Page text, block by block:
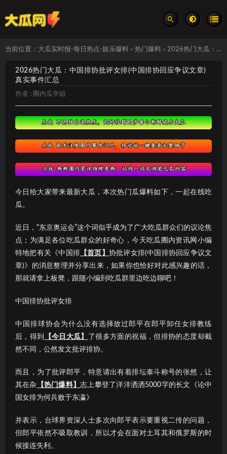
当前位置： 大瓜实时报-每日热点-娱乐爆料 > 热门爆料 > 2026热门大瓜：中国排协批评女排(中国排协回应争议文章) 真实事件汇总
2026热门大瓜：中国排协批评女排(中国排协回应争议文章)
真实事件汇总
作者 : 圈内瓜学姐
今日给大家带来最新大瓜，本次热门瓜爆料如下，一起在线吃
瓜。
近日，“东京奥运会”这个词似乎成为了广大吃瓜群众们的议论焦
点；为满足各位吃瓜群众的好奇心，今天吃瓜圈内资讯网小编
特地把有关《中国排 【首页】 协批评女排(中国排协回应争议文
章)》的消息整理并分享出来，如果你也恰好对此感兴趣的话，
那就请拿上板凳，跟随小编到吃瓜群里边吃边聊吧！
中国排协批评女排
中国排球协会为什么没有选择放过郎平在郎平卸任女排教练
后，得到
【今日大瓜】 了很多方面的祝福，但排协的态度却截
然不同，公然发文批评排协。
而且，为了批评郎平，特意请出有着排坛泰斗称号的张然，让
其在杂 【热门爆料】志上攀登了洋洋洒洒5000字的长文《论中
国女排为何兵败于东瀛》
并表示，台球界资深人士多次向郎平表示要重视二传的问题，
但郎平依然不吸取教训，所以才会在面对土耳其和俄罗斯的时
候接连失利。